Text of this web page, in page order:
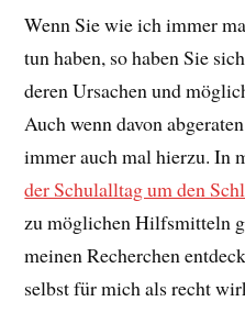
Wenn Sie wie ich immer
tun haben, so haben Sie
deren Ursachen und
Auch wenn davon
immer auch mal hierzu. In
der Schulalltag um den
zu möglichen Hilfsmitteln
meinen Recherchen
selbst für mich als recht